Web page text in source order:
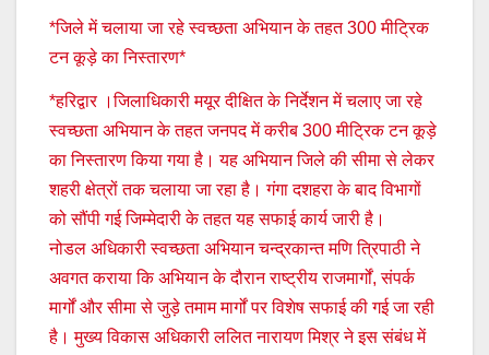
*जिले में चलाया जा रहे स्वच्छता अभियान के तहत 300 मीट्रिक
टन कूड़े का निस्तारण*
*हरिद्वार ।जिलाधिकारी मयूर दीक्षित के निर्देशन में चलाए जा रहे
स्वच्छता अभियान के तहत जनपद में करीब 300 मीट्रिक टन कूड़े
का निस्तारण किया गया है। यह अभियान जिले की सीमा से लेकर
शहरी क्षेत्रों तक चलाया जा रहा है। गंगा दशहरा के बाद विभागों
को सौंपी गई जिम्मेदारी के तहत यह सफाई कार्य जारी है।
नोडल अधिकारी स्वच्छता अभियान चन्द्रकान्त मणि त्रिपाठी ने
अवगत कराया कि अभियान के दौरान राष्ट्रीय राजमार्गों, संपर्क
मार्गों और सीमा से जुड़े तमाम मार्गों पर विशेष सफाई की गई जा रही
है। मुख्य विकास अधिकारी ललित नारायण मिश्र ने इस संबंध में